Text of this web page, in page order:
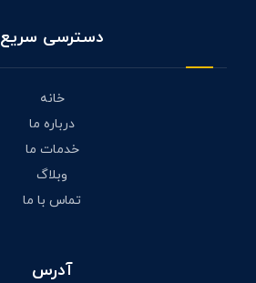
دسترسی سریع
خانه
درباره ما
خدمات ما
وبلاگ
تماس با ما
آدرس